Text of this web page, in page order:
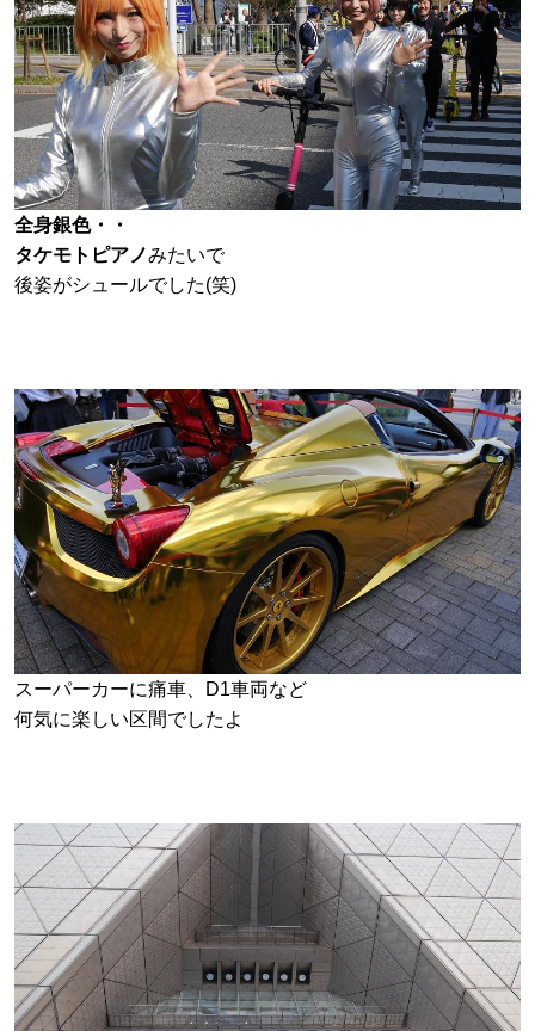
全身銀色・・
タケモトピアノみたいで
後姿がシュールでした(笑)
スーパーカーに痛車、D1車両など
何気に楽しい区間でしたよ